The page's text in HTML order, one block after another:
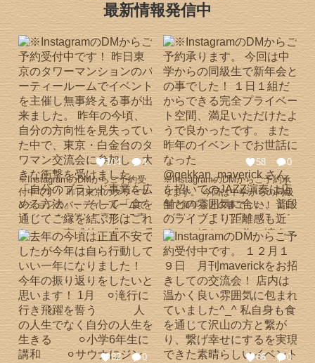
最新情報発信中
104
4
※InstagramのDMからご予約受
付中です！ 昨日東京のタワーマ
ンションのパーティールームで
イベントを主催し無事終える事
が出来ました。 昨年の今頃、自
分の方向性を見失っていた中
で、東京・白金台のタワマン交
流会に参加し、大きな衝撃を受
けました。 「自分のブランド事
業を広める方法」、そして「食
を通じてご縁を結ぶ形はこれ
だ」と、直感的に感じた瞬間で
した。 そこから東京でのイベン
ト経験も人脈もない状態から、
一歩ずつ課題を乗り越え、 「1
58
0
※InstagramのDMからご予約承
ります。 今回は中学からの同級
生で新年会との事でした！ １日
１組だからできる完全プライベ
ート空間、満足いただけたよう
で良かったです。 また昨年のイ
ベントでお世話になった
@gekkan_maverick さんを招い
てのJAZZ演奏は店舗との雰囲気
に合い、普段のライブより距離
感も近く、１組だけの為に演
奏、これ以上ない贅沢な時間を
過ごしていただきました！ 今後
予約の際JAZZ気になる方など
DMいただけたら確認いたしま
82
0
66
0